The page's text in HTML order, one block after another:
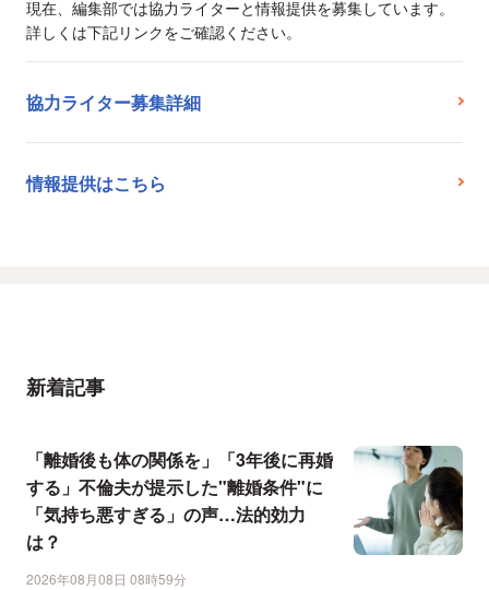
現在、編集部では協力ライターと情報提供を募集しています。
詳しくは下記リンクをご確認ください。
協力ライター募集詳細
情報提供はこちら
新着記事
「離婚後も体の関係を」「3年後に再婚
する」不倫夫が提示した"離婚条件"に
「気持ち悪すぎる」の声…法的効力
は？
2026年08月08日 08時59分